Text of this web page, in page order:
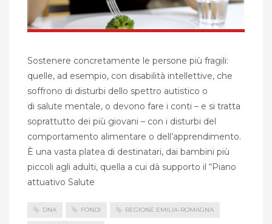
Sostenere concretamente le persone più fragili:
quelle, ad esempio, con disabilità intellettive, che
soffrono di disturbi dello spettro autistico o
di salute mentale, o devono fare i conti – e si tratta
soprattutto dei più giovani – con i disturbi del
comportamento alimentare o dell’apprendimento.
È una vasta platea di destinatari, dai bambini più
piccoli agli adulti, quella a cui dà supporto il “Piano
attuativo Salute
DNA FONDI REGIONE EMILIA-ROMAGNA